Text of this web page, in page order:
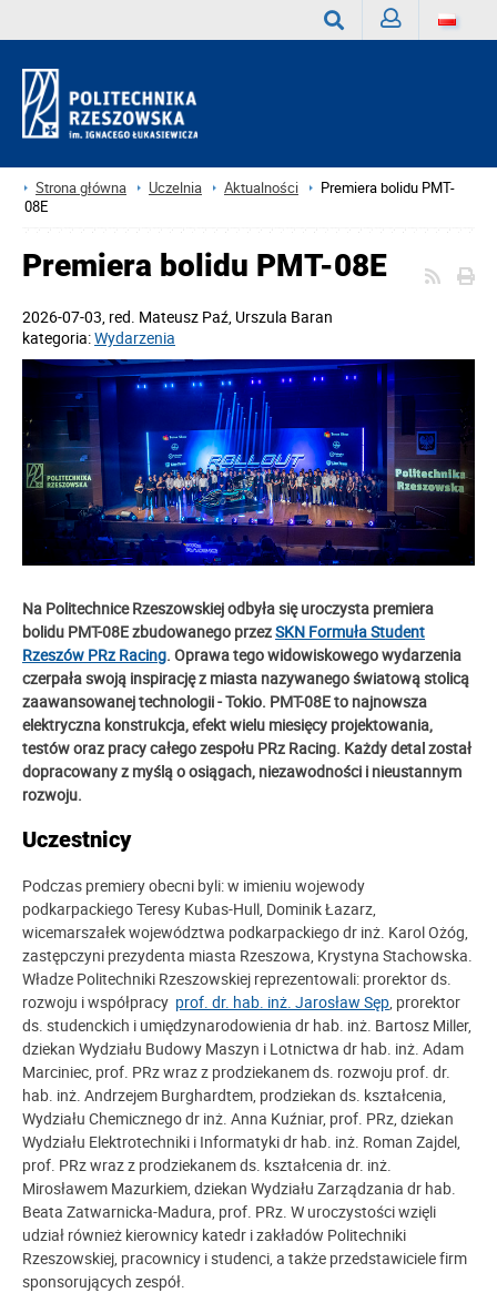
Strona główna Uczelnia Aktualności
Premiera bolidu PMT-
08E
Premiera bolidu PMT-08E
2026-07-03, red. Mateusz Paź, Urszula Baran
kategoria:Wydarzenia
Na Politechnice Rzeszowskiej odbyła się uroczysta premiera
bolidu PMT-08E zbudowanego przezSKN Formuła Student
Rzeszów PRz Racing. Oprawa tego widowiskowego wydarzenia
czerpała swoją inspirację z miasta nazywanego światową stolicą
zaawansowanej technologii - Tokio. PMT-08E to najnowsza
elektryczna konstrukcja, efekt wielu miesięcy projektowania,
testów oraz pracy całego zespołu PRz Racing. Każdy detal został
dopracowany z myślą o osiągach, niezawodności i nieustannym
rozwoju.
Uczestnicy
Podczas premiery obecni byli: w imieniu wojewody
podkarpackiego Teresy Kubas-Hull, Dominik Łazarz,
wicemarszałek województwa podkarpackiego dr inż. Karol Ożóg,
zastępczyni prezydenta miasta Rzeszowa, Krystyna Stachowska.
Władze Politechniki Rzeszowskiej reprezentowali: prorektor ds.
rozwoju i współpracy prof. dr. hab. inż. Jarosław Sęp , prorektor
ds. studenckich i umiędzynarodowienia dr hab. inż. Bartosz Miller,
dziekan Wydziału Budowy Maszyn i Lotnictwa dr hab. inż. Adam
Marciniec, prof. PRz wraz z prodziekanem ds. rozwoju prof. dr.
hab. inż. Andrzejem Burghardtem, prodziekan ds. kształcenia,
Wydziału Chemicznego dr inż. Anna Kuźniar, prof. PRz, dziekan
Wydziału Elektrotechniki i Informatyki dr hab. inż. Roman Zajdel,
prof. PRz wraz z prodziekanem ds. kształcenia dr. inż.
Mirosławem Mazurkiem, dziekan Wydziału Zarządzania dr hab.
Beata Zatwarnicka-Madura, prof. PRz. W uroczystości wzięli
udział również kierownicy katedr i zakładów Politechniki
Rzeszowskiej, pracownicy i studenci, a także przedstawiciele firm
sponsorujących zespół.